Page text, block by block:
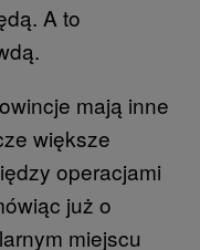
A to
mają inne
większe
operacjami
już o
miejscu